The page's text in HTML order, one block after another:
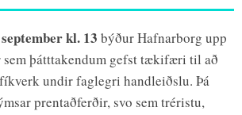
kl. 13 býður Hafnarborg upp
þátttakendum gefst tækifæri til að
undir faglegri handleiðslu. Þá
prentaðferðir, svo sem tréristu,